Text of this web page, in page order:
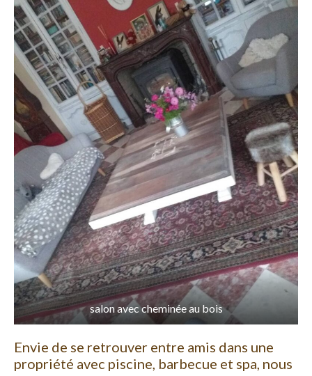
La piscine
Le jacuzzi
L’aire de jeux
Le potager et la basse cour
La table d’hôtes
Tarifs hébergements
salon avec cheminée au bois
Envie de se retrouver entre amis dans une
propriété avec piscine, barbecue et spa, nous